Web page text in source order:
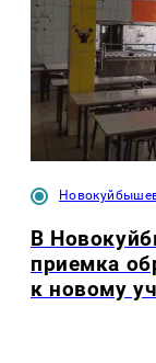
В
приемка
к новому